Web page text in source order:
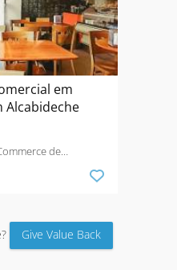
em
Alcabideche
de
Give Value Back